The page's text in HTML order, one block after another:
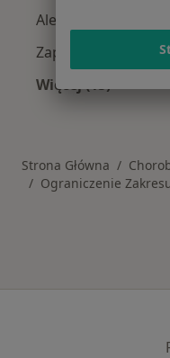
Alergia w Szczecinie
Zapalenie płuc w
Więcej (15)
Strona Główna
Ograniczenie